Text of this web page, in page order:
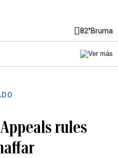
82°Bruma
rules